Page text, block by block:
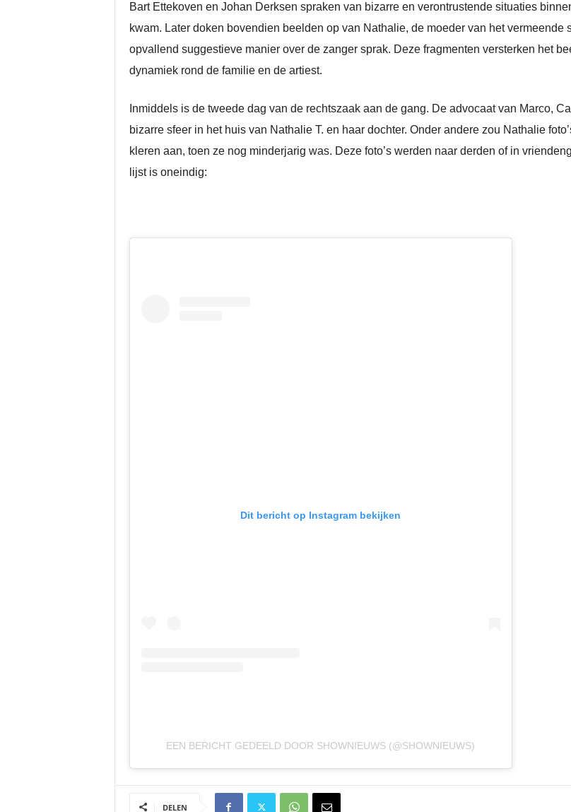
Bart Ettekoven en Johan Derksen spraken van bizarre en verontrustende situaties
kwam. Later doken bovendien beelden op van Nathalie, de moeder van het vermeende
opvallend suggestieve manier over de zanger sprak. Deze fragmenten versterken het
dynamiek rond de familie en de artiest.
Inmiddels is de tweede dag van de rechtszaak aan de gang. De advocaat van Marco,
bizarre sfeer in het huis van Nathalie T. en haar dochter. Onder andere zou Nathalie
kleren aan, toen ze nog minderjarig was. Deze foto’s werden naar derden of in
lijst is oneindig:
Dit bericht op Instagram bekijken
EEN BERICHT GEDEELD DOOR SHOWNIEUWS (@SHOWNIEUWS)
DELEN